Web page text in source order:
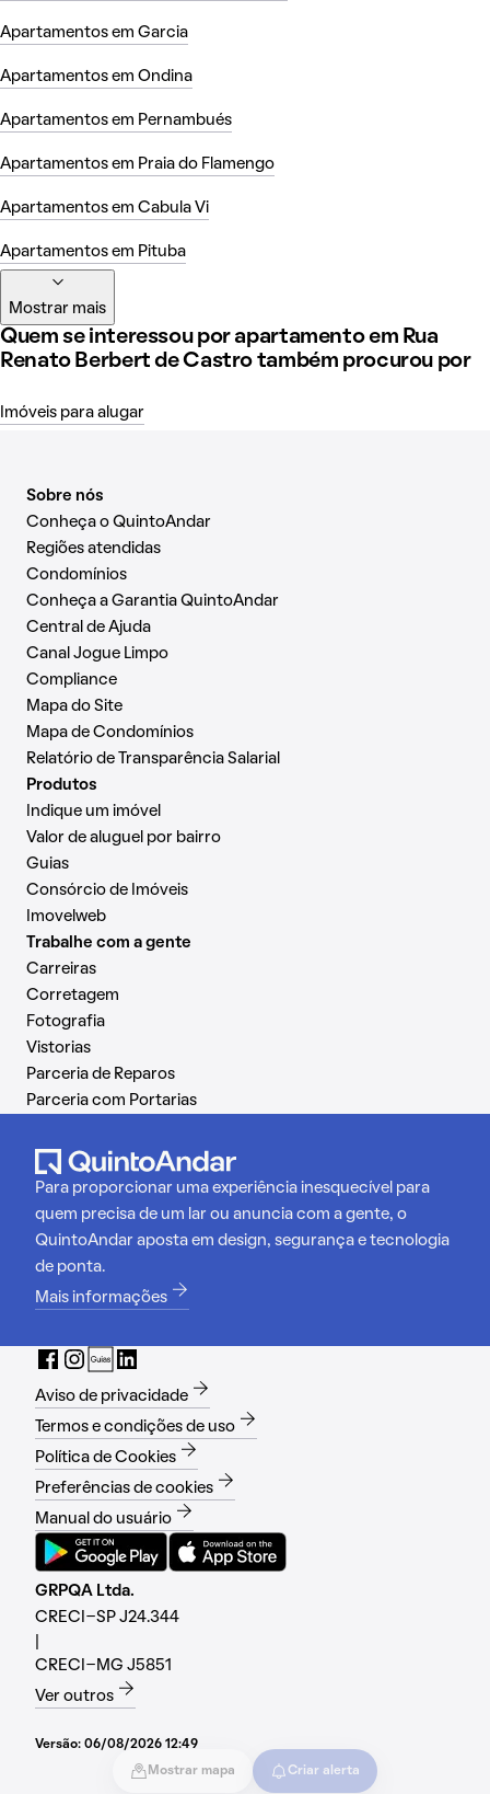
Mostrar mapa Criar alerta
Apartamentos em Garcia
Apartamentos em Ondina
Apartamentos em Pernambués
Apartamentos em Praia do Flamengo
Apartamentos em Cabula Vi
Apartamentos em Pituba
Mostrar mais
Quem se interessou por apartamento em Rua
Renato Berbert de Castro também procurou por
Imóveis para alugar
Sobre nós
Conheça o QuintoAndar
Regiões atendidas
Condomínios
Conheça a Garantia QuintoAndar
Central de Ajuda
Canal Jogue Limpo
Compliance
Mapa do Site
Mapa de Condomínios
Relatório de Transparência Salarial
Produtos
Indique um imóvel
Valor de aluguel por bairro
Guias
Consórcio de Imóveis
Imovelweb
Trabalhe com a gente
Carreiras
Corretagem
Fotografia
Vistorias
Parceria de Reparos
Parceria com Portarias
Para proporcionar uma experiência inesquecível para
quem precisa de um lar ou anuncia com a gente, o
QuintoAndar aposta em design, segurança e tecnologia
de ponta.
Mais informações
Aviso de privacidade
Termos e condições de uso
Política de Cookies
Preferências de cookies
Manual do usuário
GRPQA Ltda.
CRECI-SP J24.344
CRECI-MG J5851
Ver outros
Versão: 06/08/2026 12:49